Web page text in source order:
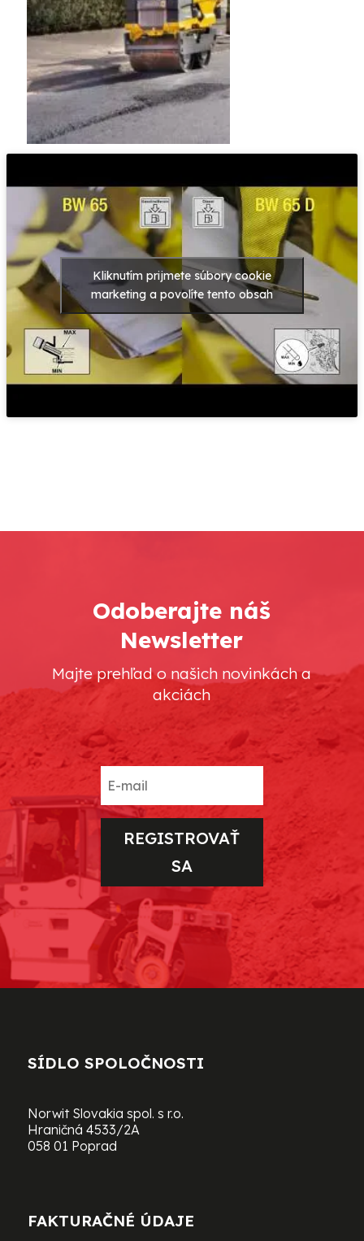
Kliknutím prijmete súbory cookie
marketing a povolíte tento obsah
Odoberajte náš
Newsletter
Majte prehľad o našich novinkách a
akciách
REGISTROVAŤ
SA
SÍDLO SPOLOČNOSTI
Norwit Slovakia spol. s r.o.
Hraničná 4533/2A
058 01 Poprad
FAKTURAČNÉ ÚDAJE